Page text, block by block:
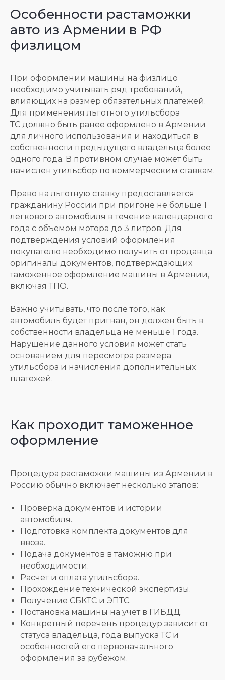
Особенности растаможки
авто из Армении в РФ
физлицом
При оформлении машины на физлицо
необходимо учитывать ряд требований,
влияющих на размер обязательных платежей.
Для применения льготного утильсбора
ТС должно быть ранее оформлено в Армении
для личного использования и находиться в
собственности предыдущего владельца более
одного года. В противном случае может быть
начислен утильсбор по коммерческим ставкам.
Право на льготную ставку предоставляется
гражданину России при пригоне не больше 1
легкового автомобиля в течение календарного
года с объемом мотора до 3 литров. Для
подтверждения условий оформления
покупателю необходимо получить от продавца
оригиналы документов, подтверждающих
таможенное оформление машины в Армении,
включая ТПО.
Важно учитывать, что после того, как
автомобиль будет пригнан, он должен быть в
собственности владельца не меньше 1 года.
Нарушение данного условия может стать
основанием для пересмотра размера
утильсбора и начисления дополнительных
платежей.
Как проходит таможенное
оформление
Процедура растаможки машины из Армении в
Россию обычно включает несколько этапов:
Проверка документов и истории
автомобиля.
Подготовка комплекта документов для
ввоза.
Подача документов в таможню при
необходимости.
Расчет и оплата утильсбора.
Прохождение технической экспертизы.
Получение СБКТС и ЭПТС.
Постановка машины на учет в ГИБДД.
Конкретный перечень процедур зависит от
статуса владельца, года выпуска ТС и
особенностей его первоначального
оформления за рубежом.
Мы специализируемся на
работе со следующими
категориями транспорта: